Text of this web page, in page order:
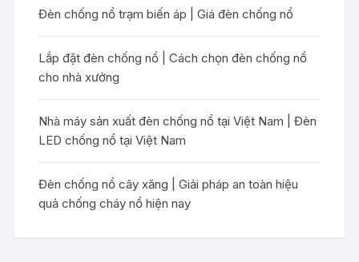
Đèn chống nổ trạm biến áp | Giá đèn chống nổ
Lắp đặt đèn chống nổ | Cách chọn đèn chống nổ
cho nhà xưởng
Nhà máy sản xuất đèn chống nổ tại Việt Nam | Đèn
LED chống nổ tại Việt Nam
Đèn chống nổ cây xăng | Giải pháp an toàn hiệu
quả chống cháy nổ hiện nay